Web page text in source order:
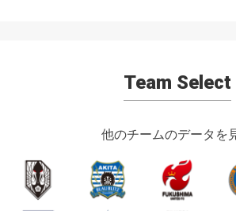
Team Select
他のチームのデータを